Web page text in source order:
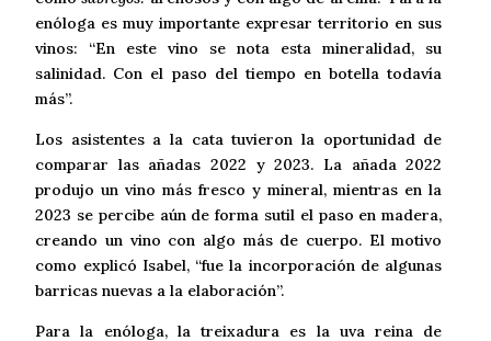
enóloga es muy importante expresar territorio en sus
vinos: “En este vino se nota esta mineralidad, su
salinidad. Con el paso del tiempo en botella todavía
más”.
Los asistentes a la cata tuvieron la oportunidad de
comparar las añadas 2022 y 2023. La añada 2022
produjo un vino más fresco y mineral, mientras en la
2023 se percibe aún de forma sutil el paso en madera,
creando un vino con algo más de cuerpo. El motivo
como explicó Isabel, “fue la incorporación de algunas
barricas nuevas a la elaboración”.
Para la enóloga, la treixadura es la uva reina de